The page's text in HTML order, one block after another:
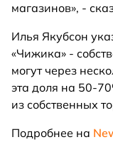
магазинов», -
Илья Якубсон
«Чижика» -
могут через
эта доля на 50-
из собственных
Подробнее на